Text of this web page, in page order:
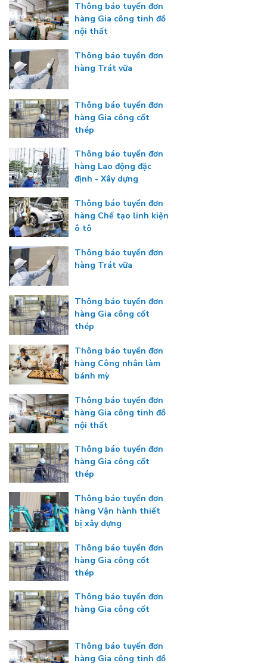
Thông báo tuyển đơn
hàng Gia công tinh đồ
nội thất
Thông báo tuyển đơn
hàng Trát vữa
Thông báo tuyển đơn
hàng Gia công cốt
thép
Thông báo tuyển đơn
hàng Lao động đặc
định - Xây dựng
Thông báo tuyển đơn
hàng Chế tạo linh kiện
ô tô
Thông báo tuyển đơn
hàng Trát vữa
Thông báo tuyển đơn
hàng Gia công cốt
thép
Thông báo tuyển đơn
hàng Công nhân làm
bánh mỳ
Thông báo tuyển đơn
hàng Gia công tinh đồ
nội thất
Thông báo tuyển đơn
hàng Gia công cốt
thép
Thông báo tuyển đơn
hàng Vận hành thiết
bị xây dựng
Thông báo tuyển đơn
hàng Gia công cốt
thép
Thông báo tuyển đơn
hàng Gia công cốt
Thông báo tuyển đơn
hàng Gia công tinh đồ